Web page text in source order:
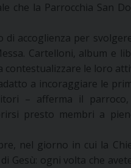
che la Parrocchia San
accoglienza per
Cartelloni, album e
contestualizzare le loro
a incoraggiare le
– afferma il
presto membri a
nel giorno in cui la
Gesù: ogni volta che